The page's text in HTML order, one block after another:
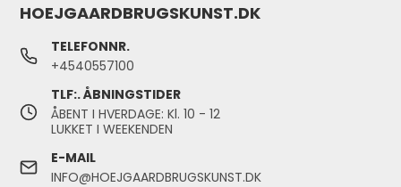
HOEJGAARDBRUGSKUNST.DK
TELEFONNR.
+4540557100
TLF:. ÅBNINGSTIDER
ÅBENT I HVERDAGE: Kl. 10 - 12
LUKKET I WEEKENDEN
E-MAIL
INFO@HOEJGAARDBRUGSKUNST.DK